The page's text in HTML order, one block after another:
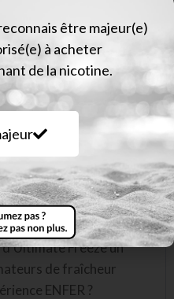
frappe fort avec
, une création glaciale
de sensations
hors norme
note
glaciale et
Freeze un
de fraîcheur
ENFER ?
être majeur(e)
à acheter
de la nicotine.